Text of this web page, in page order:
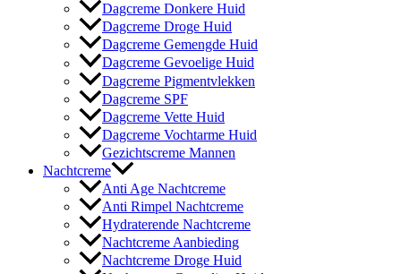
Dagcreme Donkere Huid
Dagcreme Droge Huid
Dagcreme Gemengde Huid
Dagcreme Gevoelige Huid
Dagcreme Pigmentvlekken
Dagcreme SPF
Dagcreme Vette Huid
Dagcreme Vochtarme Huid
Gezichtscreme Mannen
Nachtcreme
Anti Age Nachtcreme
Anti Rimpel Nachtcreme
Hydraterende Nachtcreme
Nachtcreme Aanbieding
Nachtcreme Droge Huid